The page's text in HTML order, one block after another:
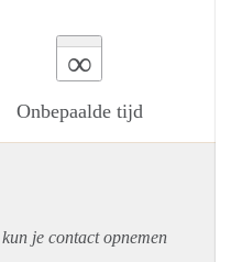
∞
Onbepaalde tijd
je contact opnemen